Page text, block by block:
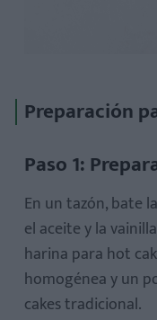
Preparación
Paso 1:
En un tazón, bate
el aceite y la
harina para hot
homogénea y un
cakes tradicional.